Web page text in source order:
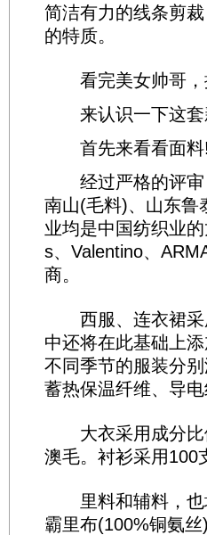
简洁有力的线条剪
的特质。
看完美女帅哥，
来认识一下这套
首先来看看面料!
经过严格的评审
南山(毛料)、山东鲁
业均是中国纺织业
s、Valentino、
商。
西服、连衣裙采
中还将在此基础上
不同季节的服装分
蓄热保温纤维、导电
大衣采用成分比
澳毛。衬衫采用100
里料和辅料，也
霸里布(100%铜氨